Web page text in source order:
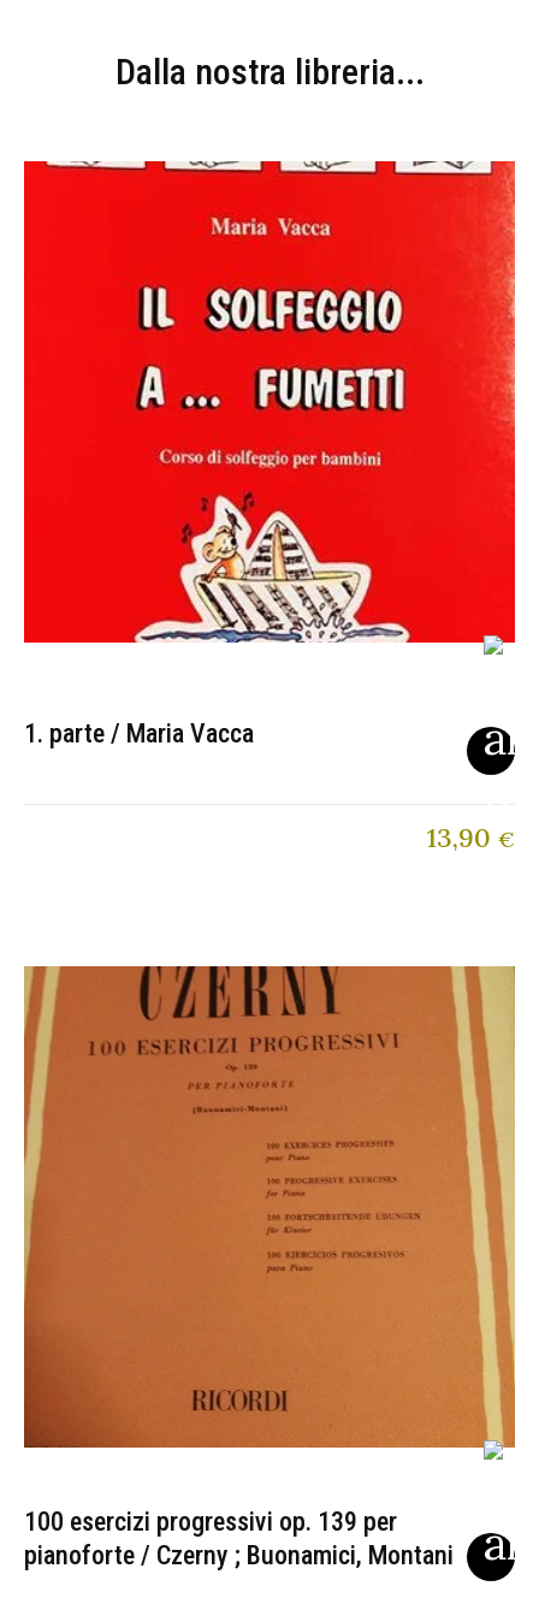
Dalla nostra libreria...
1. parte / Maria Vacca
13,90 €
100 esercizi progressivi op. 139 per
pianoforte / Czerny ; Buonamici, Montani